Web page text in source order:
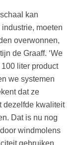
kan
moeten
overwonnen,
de Graaff. ‘We
liter product
we systemen
dat ze
dezelfde kwaliteit
Dat is nu nog
windmolens
gebruiken.